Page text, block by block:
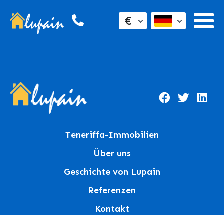
€
Teneriffa-Immobilien
Über uns
Geschichte von Lupain
Referenzen
Kontakt